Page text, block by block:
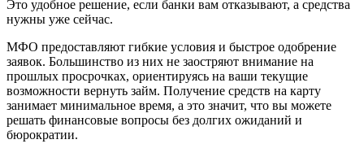
Это удобное решение, если банки вам отказывают, а средства
нужны уже сейчас.
МФО предоставляют гибкие условия и быстрое одобрение
заявок. Большинство из них не заостряют внимание на
прошлых просрочках, ориентируясь на ваши текущие
возможности вернуть займ. Получение средств на карту
занимает минимальное время, а это значит, что вы можете
решать финансовые вопросы без долгих ожиданий и
бюрократии.